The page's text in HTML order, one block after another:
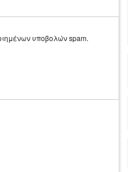
υποβολών spam.